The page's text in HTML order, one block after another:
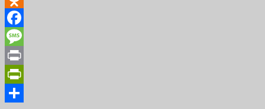
Odnoklassniki
Facebook
Message
Print
PrintFriendly